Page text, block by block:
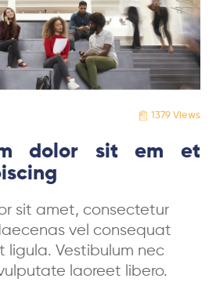
1379 Views
dolor sit em et
sit amet, consectetur
vel consequat
ligula. Vestibulum nec
laoreet libero.